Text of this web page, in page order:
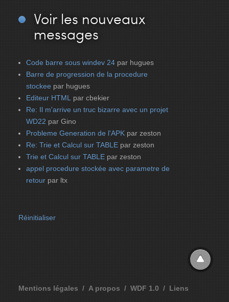
Voir les nouveaux
messages
Code barre sous windev 24 par hugues
Barre de progression de la procedure
stockee par hugues
Editeur HTML par cbekier
Re: Il m'arrive un truc bizarre avec un projet
WD22 par Gino
Probleme Generation de l'APK par zeston
Re: Trie et Calcul sur TABLE par zeston
Trie et Calcul sur TABLE par zeston
appel procedure stockée avec parametre de
retour par ltx
Réinitialiser
Mentions légales A propos WDF 1.0 Liens